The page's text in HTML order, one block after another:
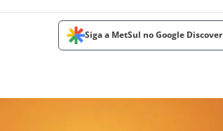
Siga a MetSul no Google Discover